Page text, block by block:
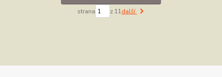
strana z 11další